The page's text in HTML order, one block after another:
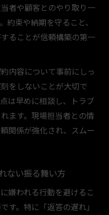
立つ不動産売買の知識
長期的なキャリア戦略
NG行動
NGとされる典型的行動
不動産売買時の注意点
頼を損なう行動例
が契約に与える影響
不動産売買マナー
けたい三大タブー
動産売買のリスク行動
る不動産売買対応法
者や顧客とのやり取り一
約束や納期を守ること、
ることが信頼構築の第一
内容について事前にしっ
をしないことが大切で
は早めに相談し、トラブ
ます。現場担当者との情
関係が強化され、スムー
ない振る舞い方
嫌われる行動を避けるこ
す。特に「返答の遅れ」